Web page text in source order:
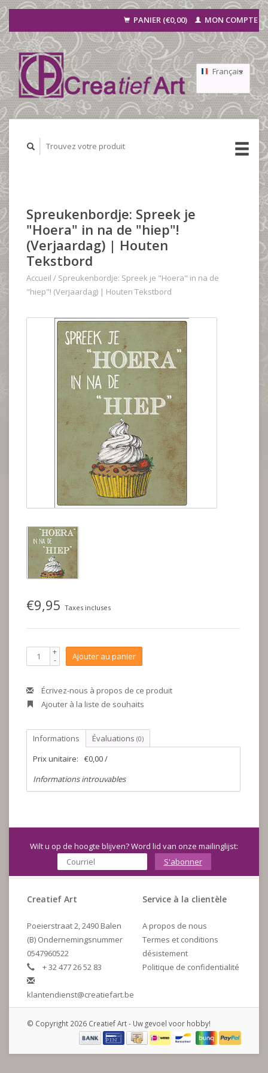
PANIER (€0,00) MON COMPTE
Français
Nederlands
Spreukenbordje: Spreek je
"Hoera" in na de "hiep"!
(Verjaardag) | Houten
Tekstbord
Accueil / Spreukenbordje: Spreek je "Hoera" in na de
"hiep"! (Verjaardag) | Houten Tekstbord
€9,95 Taxes incluses
+
- Ajouter au panier
Écrivez-nous à propos de ce produit
Ajouter à la liste de souhaits
Informations Évaluations (0)
Prix unitaire:
€0,00 /
Informations introuvables
Wilt u op de hoogte blijven? Word lid van onze mailinglijst:
S'abonner
Creatief Art
Poeierstraat 2, 2490 Balen
(B) Ondernemingsnummer
0547960522
+ 32 477 26 52 83
klantendienst@creatiefart.be
Service à la clientèle
A propos de nous
Termes et conditions
désistement
Politique de confidentialité
© Copyright 2026 Creatief Art - Uw gevoel voor hobby!